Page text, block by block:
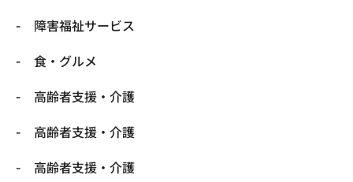
障害福祉サービス
食・グルメ
高齢者支援・介護
高齢者支援・介護
高齢者支援・介護